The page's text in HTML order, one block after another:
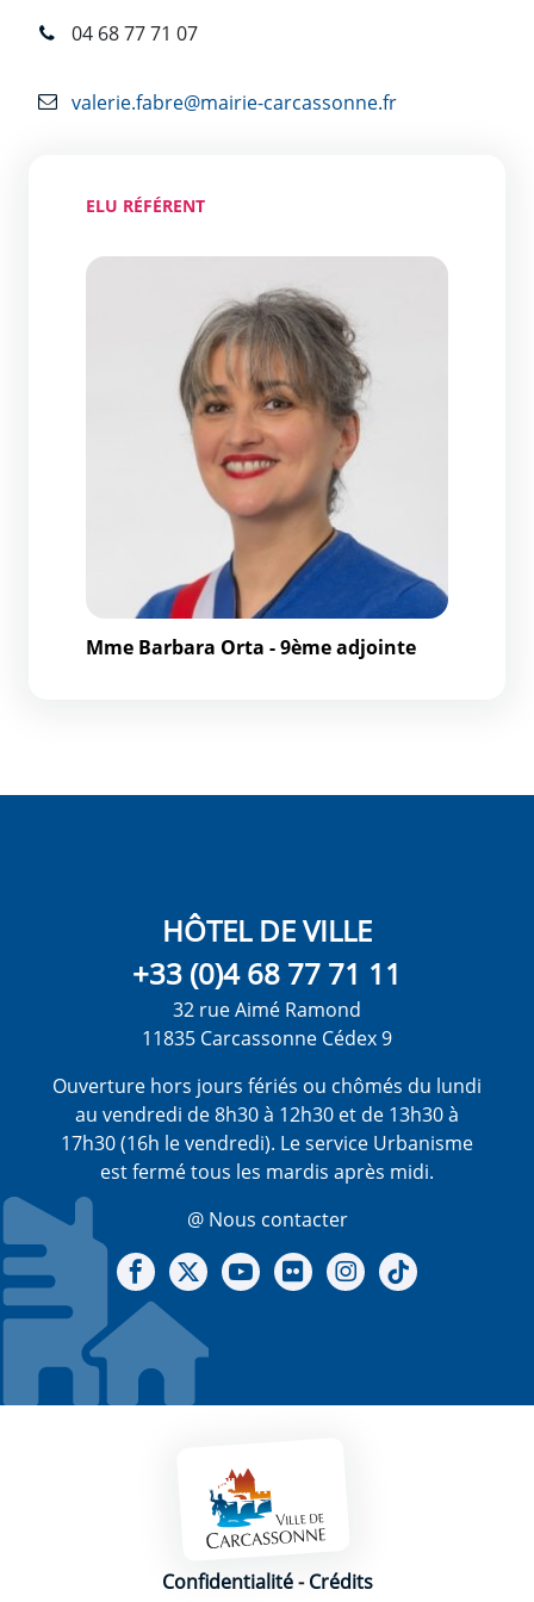
04 68 77 71 07
valerie.fabre@mairie-carcassonne.fr
ELU RÉFÉRENT
Mme Barbara Orta - 9ème adjointe
HÔTEL DE VILLE
+33 (0)4 68 77 71 11
32 rue Aimé Ramond
11835 Carcassonne Cédex 9
Ouverture hors jours fériés ou chômés du lundi
au vendredi de 8h30 à 12h30 et de 13h30 à
17h30 (16h le vendredi). Le service Urbanisme
est fermé tous les mardis après midi.
@ Nous contacter
Notre Facebook
Notre X - (twitter)
Notre chaine Youtube
Notre Gallerie sur Flickr
Notre Instagram
Mentions légales
Confidentialité-Crédits